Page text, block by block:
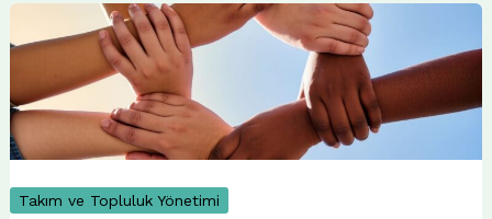
Takım ve Topluluk Yönetimi